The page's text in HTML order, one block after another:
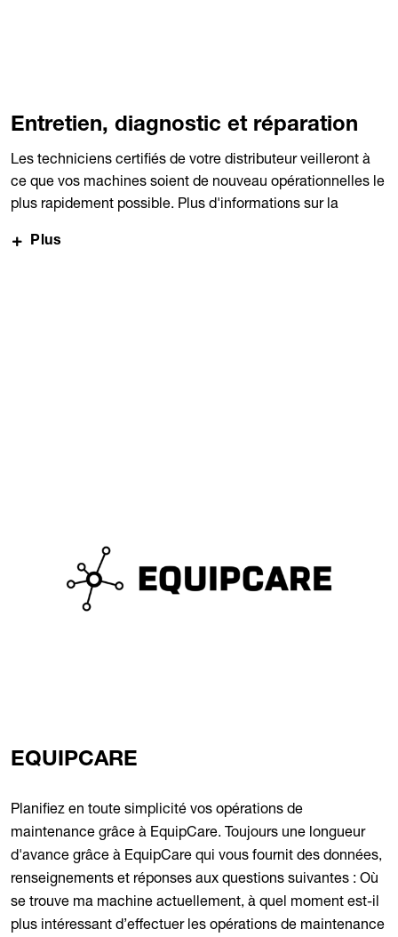
Entretien, diagnostic et réparation
Les techniciens certifiés de votre distributeur veilleront à
ce que vos machines soient de nouveau opérationnelles le
plus rapidement possible. Plus d'informations sur la
https://900464.jweiland-hosting.de/de/1/services-
Plus
EQUIPCARE
Planifiez en toute simplicité vos opérations de
maintenance grâce à EquipCare. Toujours une longueur
d'avance grâce à EquipCare qui vous fournit des données,
renseignements et réponses aux questions suivantes : Où
se trouve ma machine actuellement, à quel moment est-il
plus intéressant d’effectuer les opérations de maintenance